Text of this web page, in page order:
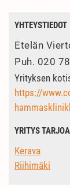
YHTEYSTIEDOT
Etelän
Puh. 020
Yrityksen
https://
YRITYS
Kerava
Riihimäki